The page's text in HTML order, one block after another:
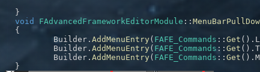
}
void
FAdvancedFrameworkEditorModule ::
{
	Builder
. AddMenuEntry( FAFE_Commands :: Get ( ) .
	Builder
. AddMenuEntry( FAFE_Commands :: Get ( ) .
	Builder
. AddMenuEntry( FAFE_Commands :: Get ( ) .
}